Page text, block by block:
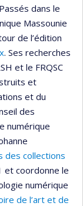
dans le
Massounie
de l’édition
. Ses recherches
et le FRQSC
et
et du
des
numérique
des collections
et coordonne le
numérique
de l’art et de